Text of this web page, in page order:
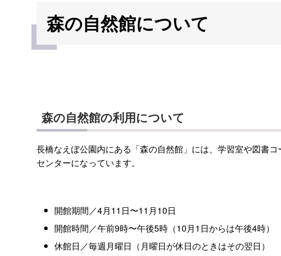
森の自然館について
森の自然館の利用について
長橋なえぼ公園内にある「森の自然館」には、学習室や図書
センターになっています。
開館期間／4月11日〜11月10日
開館時間／午前9時〜午後5時（10月1日からは午後4時）
休館日／毎週月曜日（月曜日が休日のときはその翌日）